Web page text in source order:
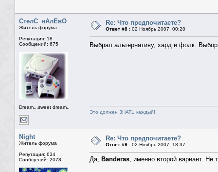
СтелС_нАлЕвО
Житель форума
Репутация: 18
Сообщений: 675
Dream...sweet dream..
Re: Что предпочитаете?
Ответ #8 : 02 Ноябрь 2007, 00:20
Выбрал альтернативу, хард и фолк.
Это должен ЗНАТЬ каждый!
Night
Житель форума
Репутация: 634
Сообщений: 2078
Re: Что предпочитаете?
Ответ #9 : 02 Ноябрь 2007, 18:37
Да, Banderas, именно второй вариант. Не